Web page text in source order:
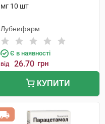
мг 10 шт
Лубнифарм
Є в наявності
від 26.70 грн
КУПИТИ